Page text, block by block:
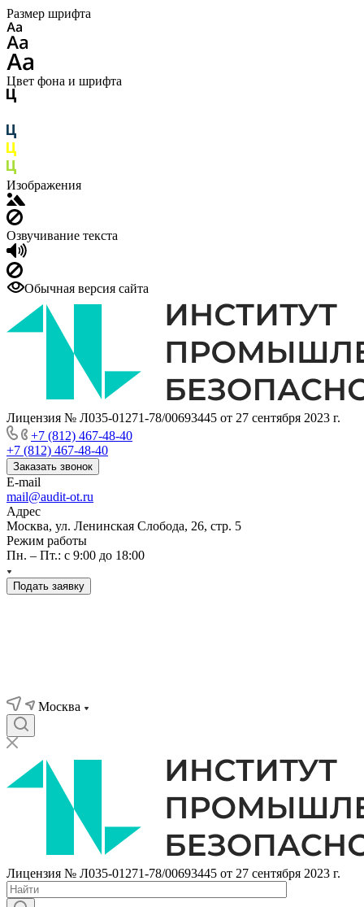
Размер шрифта
Цвет фона и шрифта
Изображения
Озвучивание текста
Обычная версия сайта
Лицензия № Л035-01271-78/00693445 от 27 сентября 2023 г.
+7 (812) 467-48-40
+7 (812) 467-48-40
Заказать звонок
E-mail
mail@audit-ot.ru
Адрес
Москва, ул. Ленинская Слобода, 26, стр. 5
Режим работы
Пн. – Пт.: с 9:00 до 18:00
Подать заявку
Москва
Лицензия № Л035-01271-78/00693445 от 27 сентября 2023 г.